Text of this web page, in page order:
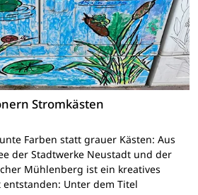
Stromkästen
Farben statt grauer Kästen: Aus
der Stadtwerke Neustadt und der
Mühlenberg ist ein kreatives
Unter dem Titel